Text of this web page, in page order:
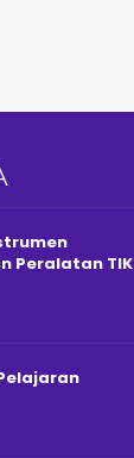
Peralatan TIK